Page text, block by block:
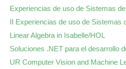
Experiencias de uso de Sistemas
II Experiencias de uso de Sistemas
Linear Algebra in Isabelle/HOL
Soluciones .NET para el desarrollo
UR Computer Vision and Machine